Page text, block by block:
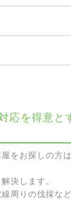
応を得意と
をお探しの方
決します。
周りの伐採な